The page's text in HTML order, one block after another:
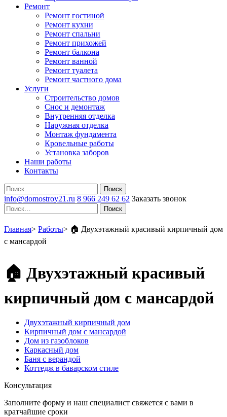
Ремонт
Ремонт гостиной
Ремонт кухни
Ремонт спальни
Ремонт прихожей
Ремонт балкона
Ремонт ванной
Ремонт туалета
Ремонт частного дома
Услуги
Строительство домов
Снос и демонтаж
Внутренняя отделка
Наружная отделка
Монтаж фундамента
Кровельные работы
Установка заборов
Наши работы
Контакты
Поиск
info@domostroy21.ru 8 966 249 62 62 Заказать звонок
Поиск
Главная> Работы> 🏠 Двухэтажный красивый кирпичный дом
с мансардой
🏠 Двухэтажный красивый
кирпичный дом с мансардой
Двухэтажный кирпичный дом
Кирпичный дом с мансардой
Дом из газоблоков
Каркасный дом
Баня с верандой
Коттедж в баварском стиле
Консультация
Заполните форму и наш специалист свяжется с вами в
кратчайшие сроки